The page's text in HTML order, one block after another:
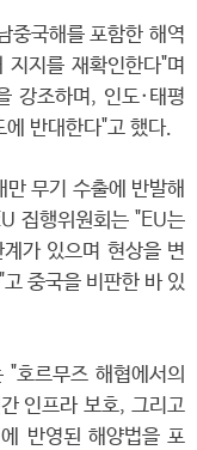
중국해를 포함한 해역
지를 재확인한다"며
강조하며, 인도·태평
반대한다"고 했다.
무기 수출에 반발해
집행위원회는 "EU는
가 있으며 현상을 변
중국을 비판한 바 있
호르무즈 해협에서의
인프라 보호, 그리고
반영된 해양법을 포